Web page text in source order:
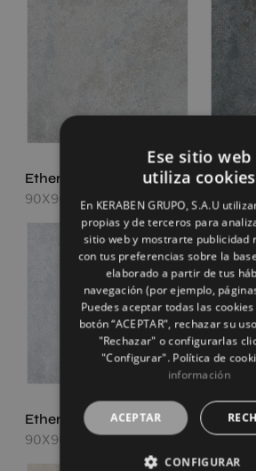
Ethereal Grey
90X90 90X90
Ethereal White
90X90
Lune
90X90
Ese sitio web
utiliza cookies
En KERABEN GRUPO, S.A.U
propias y de terceros para
sitio web y mostrarte publicidad
con tus preferencias sobre la
elaborado a partir de tus
navegación (por ejemplo,
Puedes aceptar todas las
botón “ACEPTAR", rechazar su
"Rechazar" o configurarlas
"Configurar". Política de
información
ACEPTAR
CONFIGURAR